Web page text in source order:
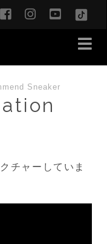
facebookinstagram
Sneaker
チャーしていま